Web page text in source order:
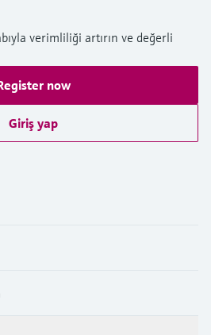
verimliliği artırın ve değerli
now
Giriş yap